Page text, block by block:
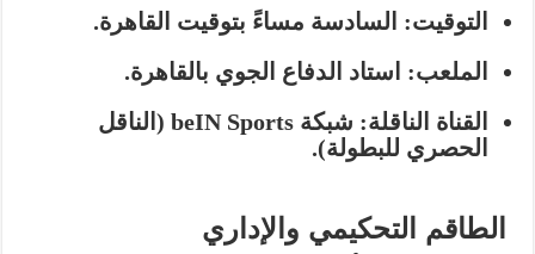
التوقيت: السادسة مساءً بتوقيت القاهرة.
الملعب: استاد الدفاع الجوي بالقاهرة.
القناة الناقلة: شبكةbeIN Sports (الناقل
الحصري للبطولة).
الطاقم التحكيمي والإداري